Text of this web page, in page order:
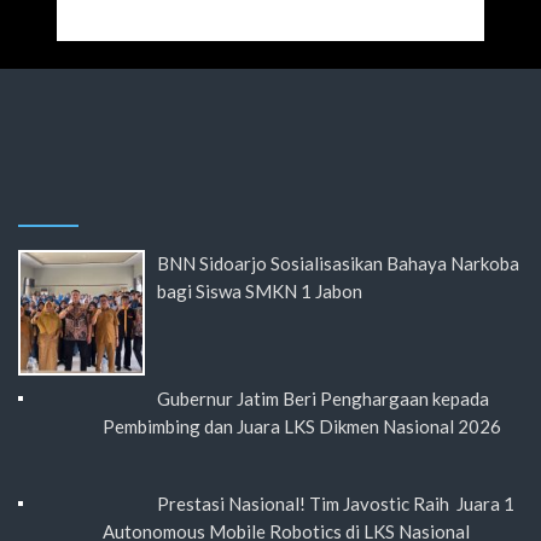
BNN Sidoarjo Sosialisasikan Bahaya Narkoba
bagi Siswa SMKN 1 Jabon
Gubernur Jatim Beri Penghargaan kepada
Pembimbing dan Juara LKS Dikmen Nasional 2026
Prestasi Nasional! Tim Javostic Raih Juara 1
Autonomous Mobile Robotics di LKS Nasional